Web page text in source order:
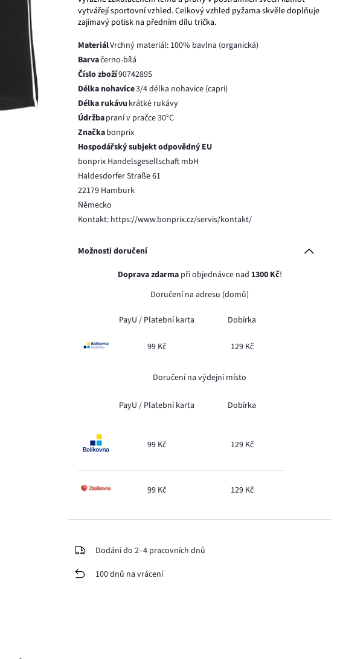
vytvářejí sportovní vzhled. Celkový vzhled pyžama skvěle doplňuje
zajímavý potisk na předním dílu trička.
MateriálVrchný materiál: 100% bavlna (organická)
Barvačerno-bílá
Číslo zboží90742895
Délka nohavice3/4 délka nohavice (capri)
Délka rukávu krátké rukávy
Údržbapraní v pračce 30°C
Značkabonprix
Hospodářský subjekt odpovědný EU
bonprix Handelsgesellschaft mbH
Haldesdorfer Straße 61
22179 Hamburk
Německo
Kontakt: https://www.bonprix.cz/servis/kontakt/
Možnosti doručení
Doprava zdarmapři objednávce nad 1300 Kč!
Doručení na adresu (domů)
PayU / Platební karta Dobírka
99 Kč 129 Kč
Doručení na výdejní místo
PayU / Platební karta Dobírka
99 Kč 129 Kč
99 Kč 129 Kč
Dodání do 2–4 pracovních dnů
100 dnů na vrácení